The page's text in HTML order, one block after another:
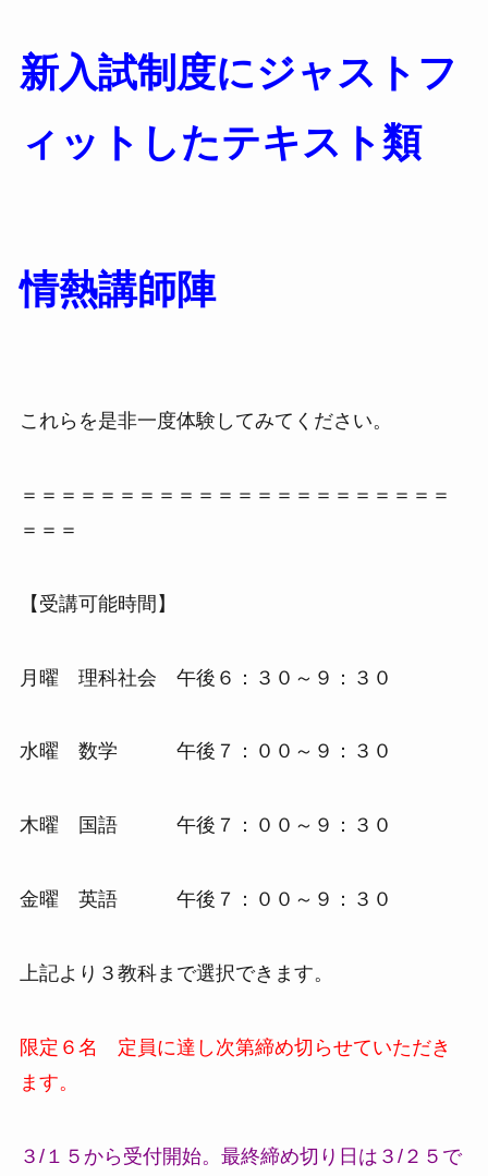
新入試制度にジャストフ
ィットしたテキスト類
情熱講師陣
これらを是非一度体験してみてください。
＝＝＝＝＝＝＝＝＝＝＝＝＝＝＝＝＝＝＝＝＝＝
＝＝＝
【受講可能時間】
月曜 理科社会 午後６：３０～９：３０
水曜 数学 午後７：００～９：３０
木曜 国語 午後７：００～９：３０
金曜 英語 午後７：００～９：３０
上記より３教科まで選択できます。
限定６名 定員に達し次第締め切らせていただき
ます。
３/１５から受付開始。最終締め切り日は３/２５で